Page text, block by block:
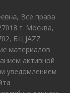
Все права
г. Москва,
БЦ JAZZ
материалов
активной
уведомлением